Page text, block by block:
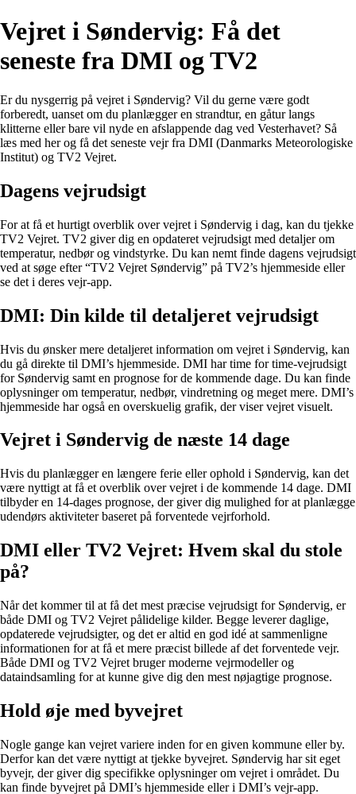
Vejret i Søndervig: Få det
seneste fra DMI og TV2
Er du nysgerrig på vejret i Søndervig? Vil du gerne være godt
forberedt, uanset om du planlægger en strandtur, en gåtur langs
klitterne eller bare vil nyde en afslappende dag ved Vesterhavet? Så
læs med her og få det seneste vejr fra DMI (Danmarks Meteorologiske
Institut) og TV2 Vejret.
Dagens vejrudsigt
For at få et hurtigt overblik over vejret i Søndervig i dag, kan du tjekke
TV2 Vejret. TV2 giver dig en opdateret vejrudsigt med detaljer om
temperatur, nedbør og vindstyrke. Du kan nemt finde dagens vejrudsigt
ved at søge efter “TV2 Vejret Søndervig” på TV2’s hjemmeside eller
se det i deres vejr-app.
DMI: Din kilde til detaljeret vejrudsigt
Hvis du ønsker mere detaljeret information om vejret i Søndervig, kan
du gå direkte til DMI’s hjemmeside. DMI har time for time-vejrudsigt
for Søndervig samt en prognose for de kommende dage. Du kan finde
oplysninger om temperatur, nedbør, vindretning og meget mere. DMI’s
hjemmeside har også en overskuelig grafik, der viser vejret visuelt.
Vejret i Søndervig de næste 14 dage
Hvis du planlægger en længere ferie eller ophold i Søndervig, kan det
være nyttigt at få et overblik over vejret i de kommende 14 dage. DMI
tilbyder en 14-dages prognose, der giver dig mulighed for at planlægge
udendørs aktiviteter baseret på forventede vejrforhold.
DMI eller TV2 Vejret: Hvem skal du stole
på?
Når det kommer til at få det mest præcise vejrudsigt for Søndervig, er
både DMI og TV2 Vejret pålidelige kilder. Begge leverer daglige,
opdaterede vejrudsigter, og det er altid en god idé at sammenligne
informationen for at få et mere præcist billede af det forventede vejr.
Både DMI og TV2 Vejret bruger moderne vejrmodeller og
dataindsamling for at kunne give dig den mest nøjagtige prognose.
Hold øje med byvejret
Nogle gange kan vejret variere inden for en given kommune eller by.
Derfor kan det være nyttigt at tjekke byvejret. Søndervig har sit eget
byvejr, der giver dig specifikke oplysninger om vejret i området. Du
kan finde byvejret på DMI’s hjemmeside eller i DMI’s vejr-app.